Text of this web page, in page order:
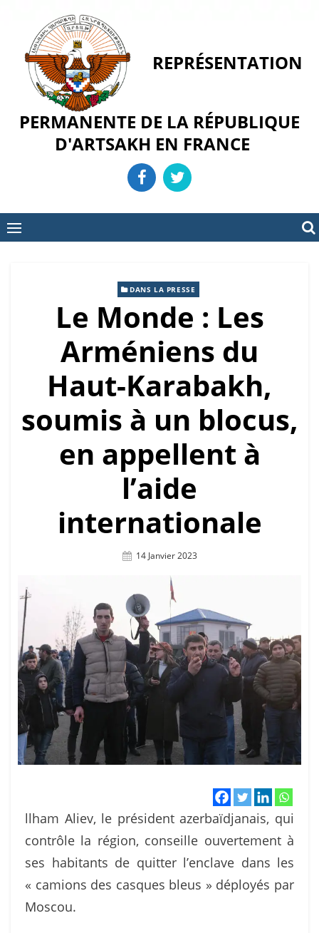
content
REPRÉSENTATION
PERMANENTE DE LA RÉPUBLIQUE
D'ARTSAKH EN FRANCE
DANS LA PRESSE
Le Monde : Les
Arméniens du
Haut-Karabakh,
soumis à un blocus,
en appellent à
l’aide
internationale
Posted
14 Janvier 2023
llham Aliev, le président azerbaïdjanais, qui
contrôle la région, conseille ouvertement à
ses habitants de quitter l’enclave dans les
« camions des casques bleus » déployés par
Moscou.